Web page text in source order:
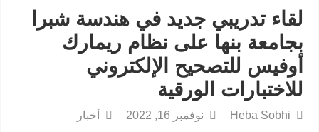
لقاء تدريبي جديد في هندسة شبرا
بجامعة بنها على نظام ريمارك
أوفيس للتصحيح الإلكتروني
للاختبارات الورقية
Heba Sobhi نوفمبر 16, 2022 أخبار